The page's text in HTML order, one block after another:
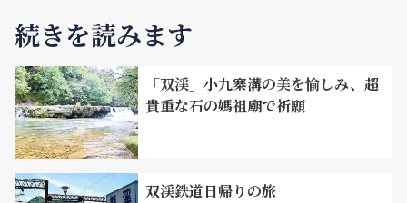
続きを読みます
「双渓」小九寨溝の美を愉しみ、超
貴重な石の媽祖廟で祈願
双渓鉄道日帰りの旅